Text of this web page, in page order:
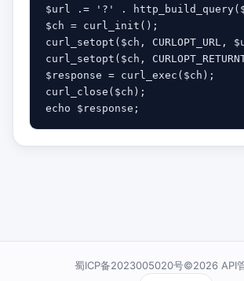
$url .= '?' .
$ch = curl_init();
curl_setopt($ch, CURLOPT_URL,
curl_setopt($ch,
$response = curl_exec($ch);
curl_close($ch);
echo $response;
蜀ICP备2023005020号©2026 API